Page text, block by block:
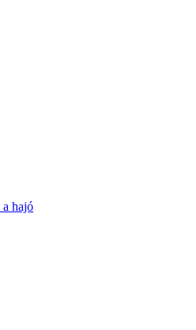
hajó